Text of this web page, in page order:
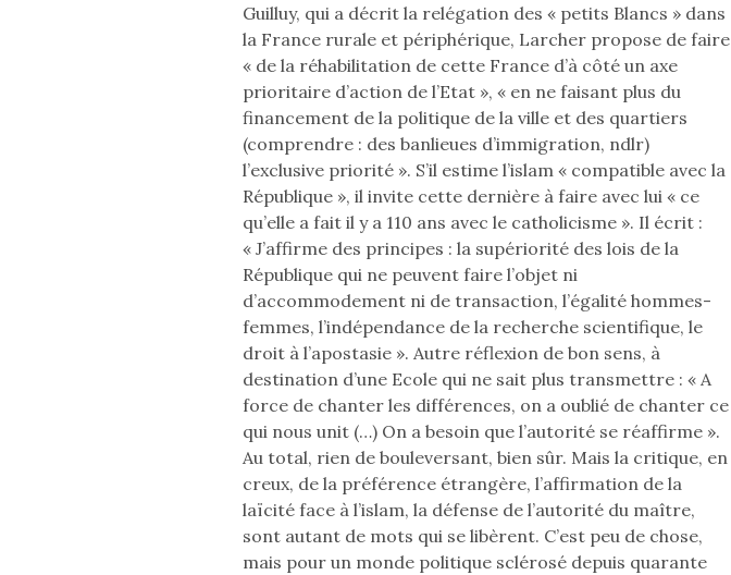
Guilluy, qui a décrit la relégation des « petits Blancs » dans
la France rurale et périphérique, Larcher propose de faire
« de la réhabilitation de cette France d’à côté un axe
prioritaire d’action de l’Etat », « en ne faisant plus du
financement de la politique de la ville et des quartiers
(comprendre : des banlieues d’immigration, ndlr)
l’exclusive priorité ». S’il estime l’islam « compatible avec la
République », il invite cette dernière à faire avec lui « ce
qu’elle a fait il y a 110 ans avec le catholicisme ». Il écrit :
« J’affirme des principes : la supériorité des lois de la
République qui ne peuvent faire l’objet ni
d’accommodement ni de transaction, l’égalité hommes-
femmes, l’indépendance de la recherche scientifique, le
droit à l’apostasie ». Autre réflexion de bon sens, à
destination d’une Ecole qui ne sait plus transmettre : « A
force de chanter les différences, on a oublié de chanter ce
qui nous unit (…) On a besoin que l’autorité se réaffirme ».
Au total, rien de bouleversant, bien sûr. Mais la critique, en
creux, de la préférence étrangère, l’affirmation de la
laïcité face à l’islam, la défense de l’autorité du maître,
sont autant de mots qui se libèrent. C’est peu de chose,
mais pour un monde politique sclérosé depuis quarante